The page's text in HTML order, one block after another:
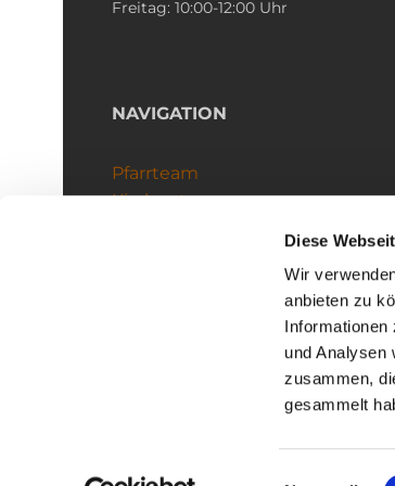
Diese
Wir
anbieten zu
Informationen
und Analysen
zusammen,
gesammelt
Freitag: 10:00-12:00 Uhr
NAVIGATION
Pfarrteam
Kirchenteams